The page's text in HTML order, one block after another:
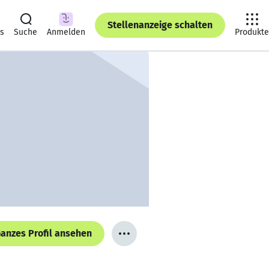
Suche Anmelden
Stellenanzeige schalten
Produkte
Profil ansehen